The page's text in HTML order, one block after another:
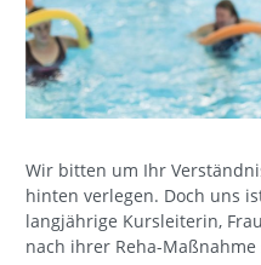
Wir bitten um Ihr
hinten verlegen. Doch uns
langjährige Kursleiterin,
nach ihrer Reha-